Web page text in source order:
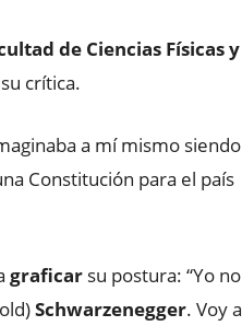
de Ciencias Físicas y
crítica.
a mí mismo siendo
Constitución para el país
graficar su postura: “Yo no
Schwarzenegger. Voy a